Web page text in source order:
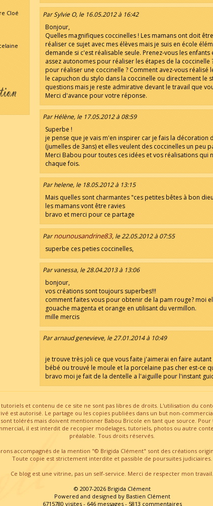
Cloé
Par Sylvie O, le 16.05.2012 à 16:42
Bonjour,
Quelles magnifiques coccinelles ! Les mamans ont doit
réaliser ce sujet avec mes élèves mais je suis en école
demande si c'est réalisable seule. Prenez-vous les enfants
assez autonomes pour réaliser les étapes de la
pour réaliser une coccinelle ? Comment avez-vous réalisé
le capuchon du stylo dans la coccinelle ou directement le
questions mais je reste admirative devant le travail que
Merci d'avance pour votre réponse.
Par Hélène, le 17.05.2012 à 08:59
Superbe !
je pense que je vais m'en inspirer car je fais la décoration
(jumelles de 3ans) et elles veulent des coccinelles un peu
Merci Babou pour toutes ces idées et vos réalisations qui
chaque fois.
Par helene, le 18.05.2012 à 13:15
Mais quelles sont charmantes "ces petites bêtes à bon
les mamans vont être ravies
bravo et merci pour ce partage
Parnounousandrine83, le 22.05.2012 à 07:55
superbe ces peties coccinelles,
Par vanessa, le 28.04.2013 à 13:06
bonjour,
vos créations sont toujours superbes!!!
comment faites vous pour obtenir de la pam rouge? moi
gouache magenta et orange en utilisant du vermillon.
mille mercis
Par arnaud genevieve, le 27.01.2014 à 10:49
je trouve très joli ce que vous faite j'aimerai en faire
bébé ou trouvé le moule et la porcelaine pas cher est-ce
bravo moi je fait de la dentelle a l'aiguille pour l'instant
tutoriels et contenu de ce site ne sont pas libres de droits. L'utilisation du
est autorisé. Le partage ou les copies publiées dans un but non-
tolérés mais doivent mentionner Babou Bricole en tant que source. Pour
il est interdit de recopier modelages, tutoriels, photos ou autre
préalable. Tous droits réservés.
accompagnés de la mention "© Brigida Clément" sont des créations
Toute copie est strictement interdite et passible de poursuites judiciaires.
Ce blog est une vitrine, pas un self-service. Merci de respecter mon travail.
© 2007-2026 Brigida Clément
Powered and designed by Bastien Clément
6715780 visites - 646 messages - 5813 commentaires